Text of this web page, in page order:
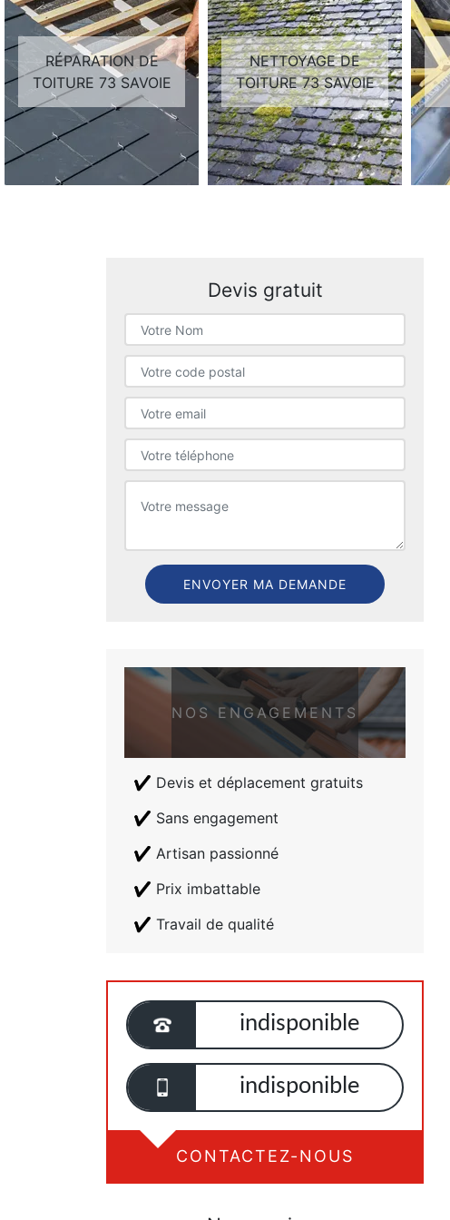
RÉPARATION DE
TOITURE 73 SAVOIE
NETTOYAGE DE
TOITURE 73 SAVOIE
Devis gratuit
NOS ENGAGEMENTS
Devis et déplacement gratuits
Sans engagement
Artisan passionné
Prix imbattable
Travail de qualité
indisponible
indisponible
CONTACTEZ-NOUS